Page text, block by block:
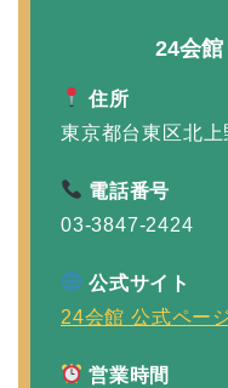
24会
住所
東京都台東区北
電話番号
03-3847-2424
公式サイト
24会館 公式ペー
営業時間